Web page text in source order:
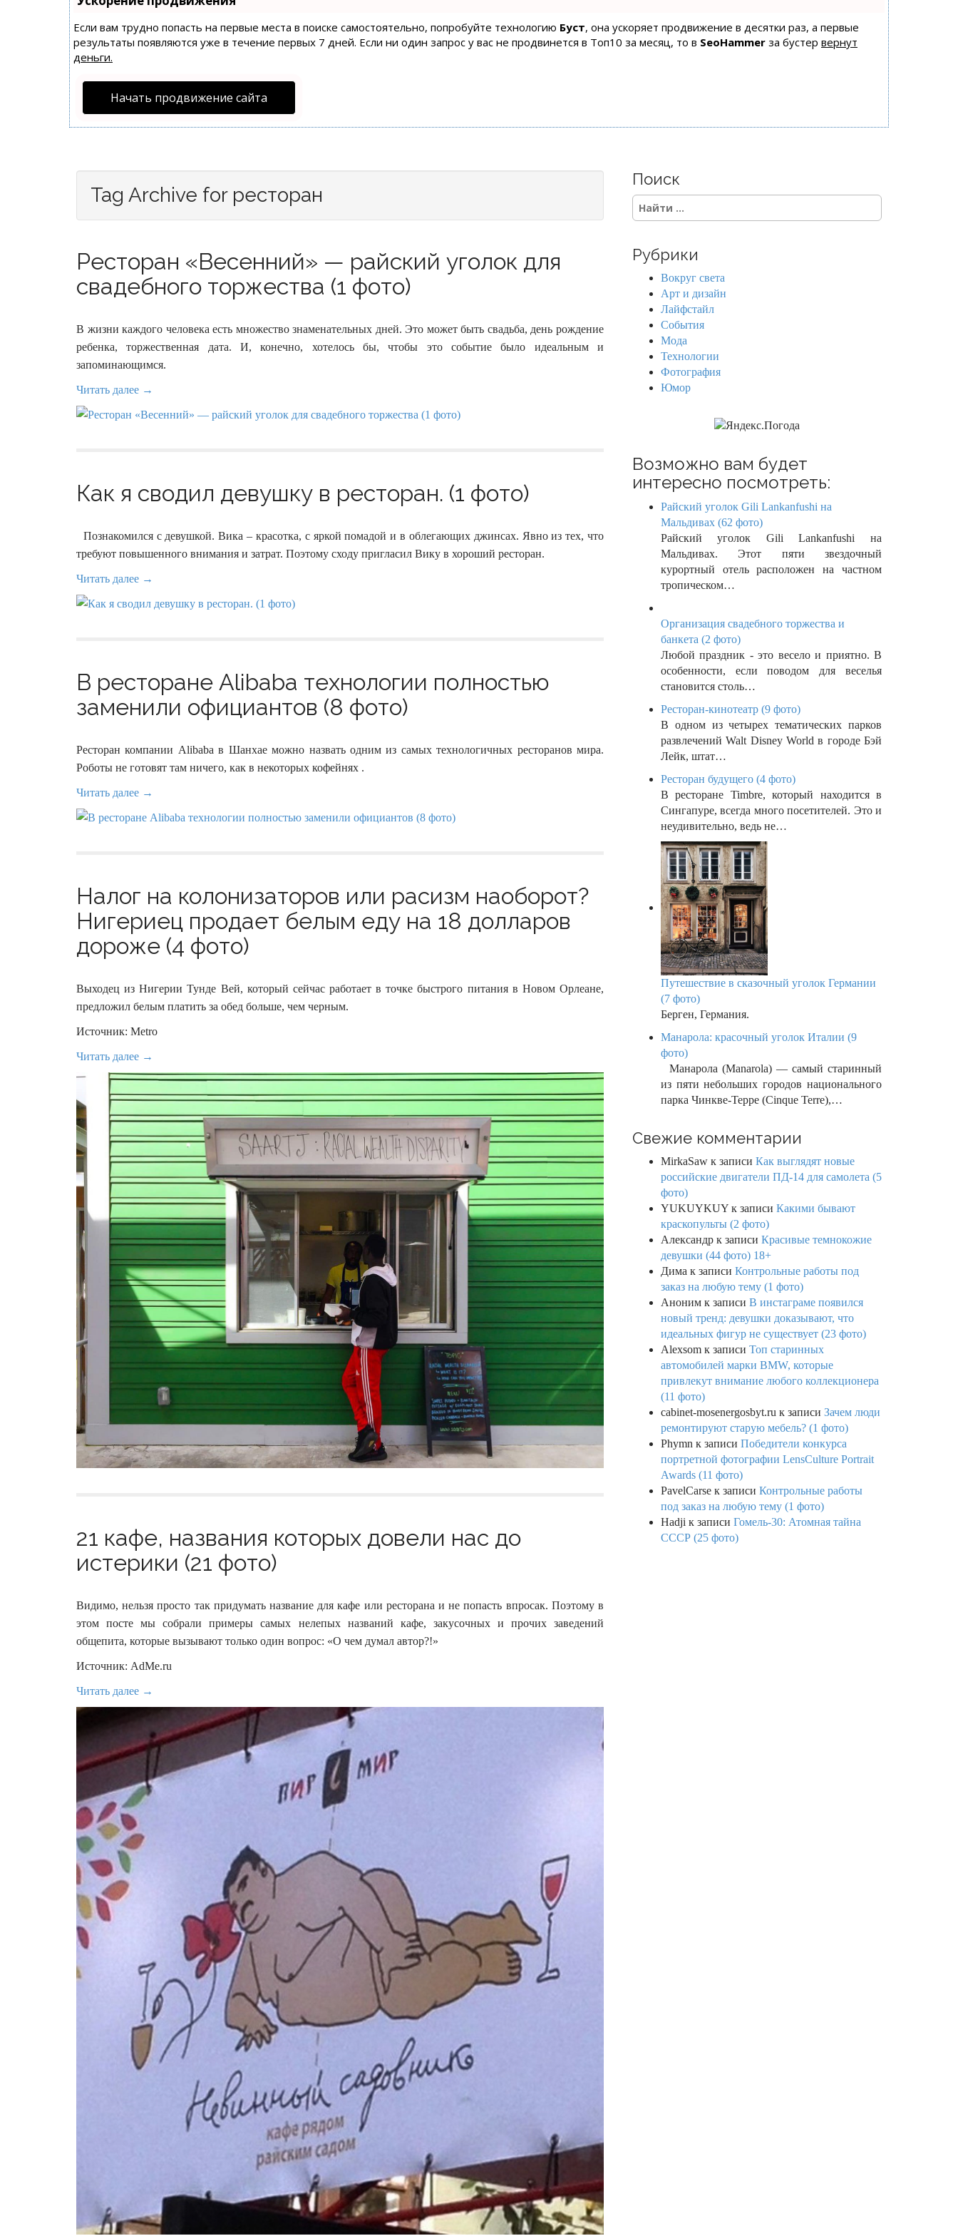
Если вам трудно попасть на первые места в поиске самостоятельно, попробуйте технологию Буст, она ускоряет продвижение в десятки раз, а первые
результаты появляются уже в течение первых 7 дней. Если ни один запрос у вас не продвинется в Топ10 за месяц, то в SeoHammer за бустер вернут
деньги.
Начать продвижение сайта
Tag Archive for ресторан
Ресторан «Весенний» — райский уголок для
свадебного торжества (1 фото)
В жизни каждого человека есть множество знаменательных дней. Это может быть свадьба, день рождение
ребенка, торжественная дата. И, конечно, хотелось бы, чтобы это событие было идеальным и
запоминающимся.
Читать далее →
Как я сводил девушку в ресторан. (1 фото)
Познакомился с девушкой. Вика – красотка, с яркой помадой и в облегающих джинсах. Явно из тех, что
требуют повышенного внимания и затрат. Поэтому сходу пригласил Вику в хороший ресторан.
Читать далее →
В ресторане Alibaba технологии полностью
заменили официантов (8 фото)
Ресторан компании Alibaba в Шанхае можно назвать одним из самых технологичных ресторанов мира.
Роботы не готовят там ничего, как в некоторых кофейнях .
Читать далее →
Налог на колонизаторов или расизм наоборот?
Нигериец продает белым еду на 18 долларов
дороже (4 фото)
Выходец из Нигерии Тунде Вей, который сейчас работает в точке быстрого питания в Новом Орлеане,
предложил белым платить за обед больше, чем черным.
Источник: Metro
Читать далее →
21 кафе, названия которых довели нас до
истерики (21 фото)
Видимо, нельзя просто так придумать название для кафе или ресторана и не попасть впросак. Поэтому в
этом посте мы собрали примеры самых нелепых названий кафе, закусочных и прочих заведений
общепита, которые вызывают только один вопрос: «О чем думал автор?!»
Источник: AdMe.ru
Читать далее →
Поиск
S
e
c
Рубрики
Вокруг света
Арт и дизайн
Лайфстайл
События
Мода
Технологии
Фотография
Юмор
Возможно вам будет
интересно посмотреть:
Райский уголок Gili Lankanfushi на
Мальдивах (62 фото)
Райский уголок Gili Lankanfushi на
Мальдивах. Этот пяти звездочный
курортный отель расположен на частном
тропическом…
Организация свадебного торжества и
банкета (2 фото)
Любой праздник - это весело и приятно. В
особенности, если поводом для веселья
становится столь…
Ресторан-кинотеатр (9 фото)
В одном из четырех тематических парков
развлечений Walt Disney World в городе Бэй
Лейк, штат…
Ресторан будущего (4 фото)
В ресторане Timbre, который находится в
Сингапуре, всегда много посетителей. Это и
неудивительно, ведь не…
Путешествие в сказочный уголок Германии
(7 фото)
Берген, Германия.
Манарола: красочный уголок Италии (9
фото)
Манарола (Manarola) — самый старинный
из пяти небольших городов национального
парка Чинкве-Терре (Cinque Terre),…
Свежие комментарии
MirkaSaw к записи Как выглядят новые
российские двигатели ПД-14 для самолета (5
фото)
YUKUYKUY к записи Какими бывают
краскопульты (2 фото)
Александр к записи Красивые темнокожие
девушки (44 фото) 18+
Дима к записи Контрольные работы под
заказ на любую тему (1 фото)
Аноним к записи В инстаграме появился
новый тренд: девушки доказывают, что
идеальных фигур не существует (23 фото)
Alexsom к записи Топ старинных
автомобилей марки BMW, которые
привлекут внимание любого коллекционера
(11 фото)
cabinet-mosenergosbyt.ru к записи Зачем люди
ремонтируют старую мебель? (1 фото)
Phymn к записи Победители конкурса
портретной фотографии LensCulture Portrait
Awards (11 фото)
PavelCarse к записи Контрольные работы
под заказ на любую тему (1 фото)
Hadji к записи Гомель-30: Атомная тайна
СССР (25 фото)